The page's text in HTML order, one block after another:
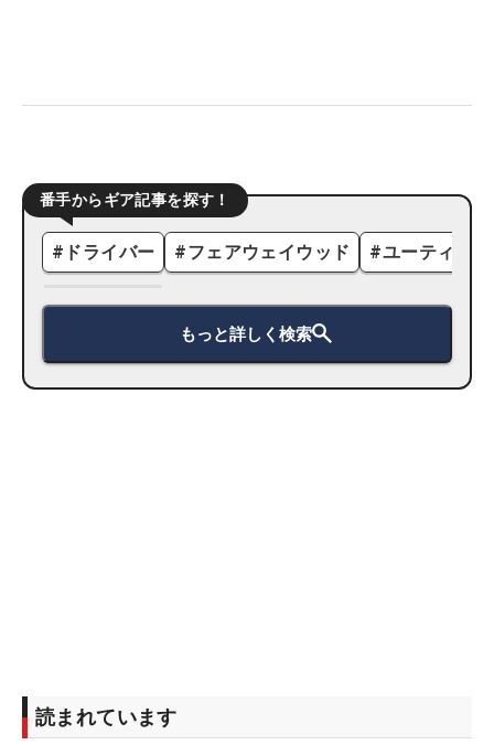
番手からギア記事を探す！
# ドライバー #フェアウェイウッド #ユーティリ
もっと詳しく検索
読まれています